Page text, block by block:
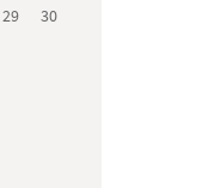
29
30